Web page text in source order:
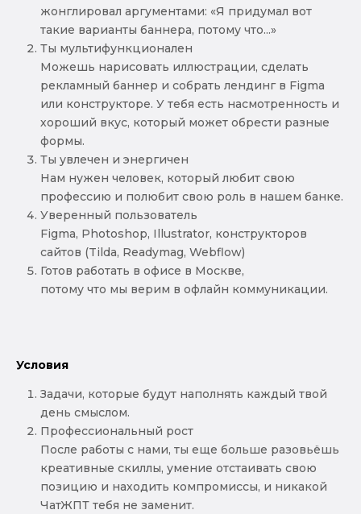
жонглировал аргументами: «Я придумал вот
такие варианты баннера, потому что...»
Ты мультифункционален
Можешь нарисовать иллюстрации, сделать
рекламный баннер и собрать лендинг в Figma
или конструкторе. У тебя есть насмотренность и
хороший вкус, который может обрести разные
формы.
Ты увлечен и энергичен
Нам нужен человек, который любит свою
профессию и полюбит свою роль в нашем банке.
Уверенный пользователь
Figma, Photoshop, Illustrator, конструкторов
сайтов (Tilda, Readymag, Webflow)
Готов работать в офисе в Москве,
потому что мы верим в офлайн коммуникации.
Условия
Задачи, которые будут наполнять каждый твой
день смыслом.
Профессиональный рост
После работы с нами, ты еще больше разовьёшь
креативные скиллы, умение отстаивать свою
позицию и находить компромиссы, и никакой
ЧатЖПТ тебя не заменит.